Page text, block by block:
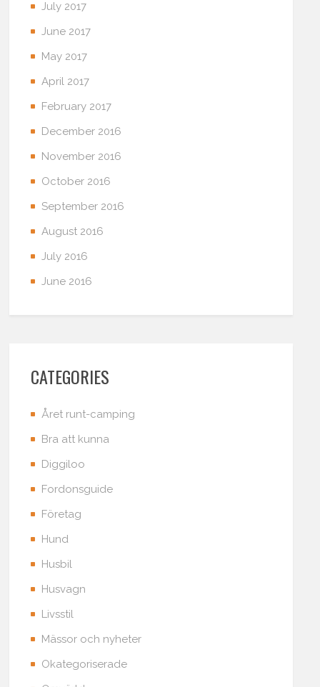
July 2017
June 2017
May 2017
April 2017
February 2017
December 2016
November 2016
October 2016
September 2016
August 2016
July 2016
June 2016
CATEGORIES
Året runt-camping
Bra att kunna
Diggiloo
Fordonsguide
Företag
Hund
Husbil
Husvagn
Livsstil
Mässor och nyheter
Okategoriserade